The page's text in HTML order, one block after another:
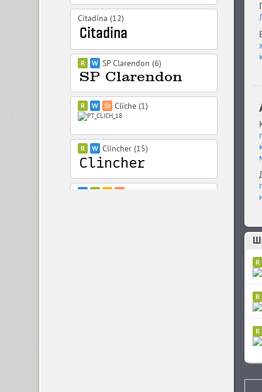
Citadina (12)
SP Clarendon (6)
Cliche (1)
Clincher (15)